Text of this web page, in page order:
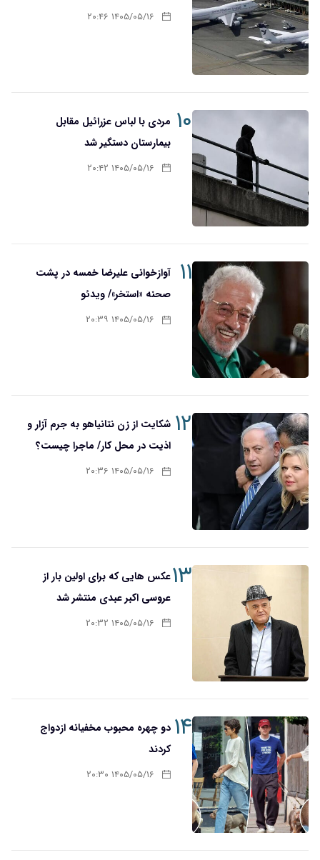
۱۴۰۵/۰۵/۱۶ ۲۰:۴۶
۱۰ مردی با لباس عزرائیل مقابل
بیمارستان دستگیر شد
۱۴۰۵/۰۵/۱۶ ۲۰:۴۲
۱۱
آوازخوانی علیرضا خمسه در پشت
صحنه «استخر»/ ویدئو
۱۴۰۵/۰۵/۱۶ ۲۰:۳۹
۱۲ شکایت از زن نتانیاهو به جرم آزار و
اذیت در محل کار/ ماجرا چیست؟
۱۴۰۵/۰۵/۱۶ ۲۰:۳۶
۱۳عکس هایی که برای اولین بار از
عروسی اکبر عبدی منتشر شد
۱۴۰۵/۰۵/۱۶ ۲۰:۳۲
۱۴ دو چهره محبوب مخفیانه ازدواج
کردند
۱۴۰۵/۰۵/۱۶ ۲۰:۳۰